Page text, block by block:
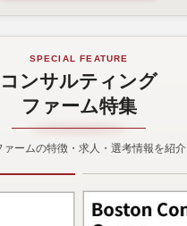
SPECIAL FEATURE
コンサルティング
ファーム特集
ァームの特徴・求人・選考情報を紹介